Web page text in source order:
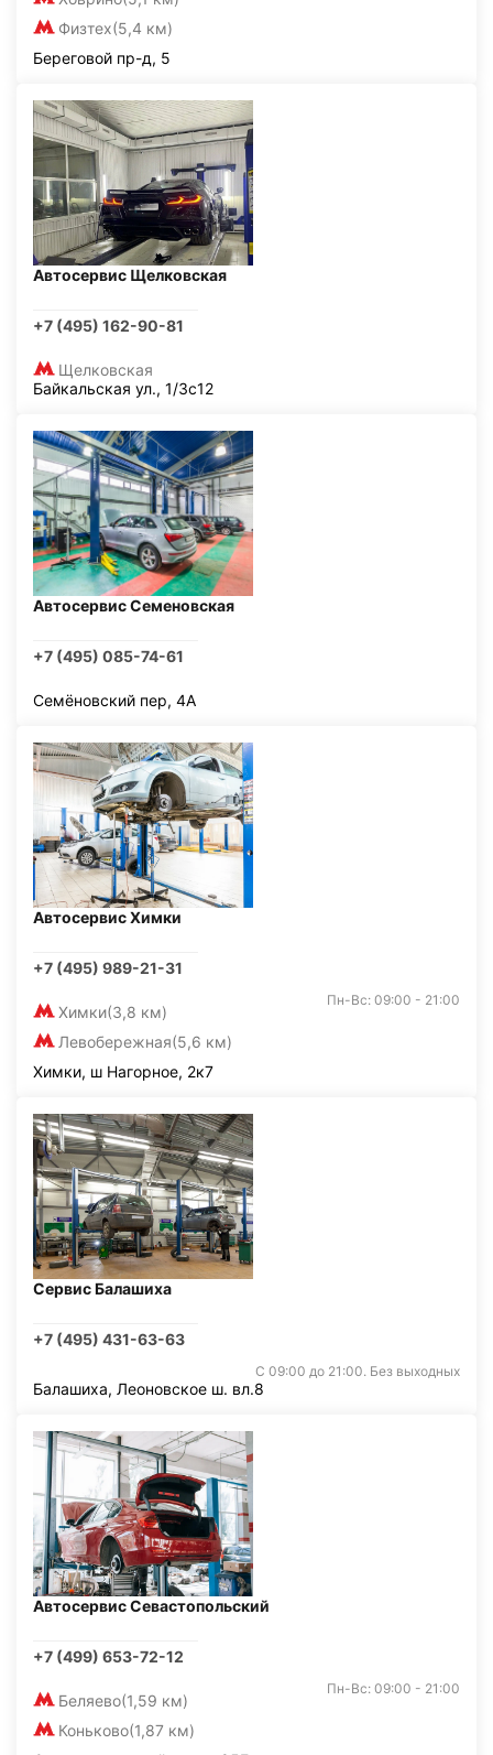
Физтех(5,4 км)
Береговой пр-д, 5
Автосервис Щелковская
+7 (495) 162-90-81
Щелковская
Байкальская ул., 1/3с12
Автосервис Семеновская
+7 (495) 085-74-61
Семёновский пер, 4А
Автосервис Химки
+7 (495) 989-21-31
Химки(3,8 км)
Левобережная(5,6 км)
Пн-Вс: 09:00 - 21:00
Химки, ш Нагорное, 2к7
Сервис Балашиха
+7 (495) 431-63-63
С 09:00 до 21:00. Без выходных
Балашиха, Леоновское ш. вл.8
Автосервис Севастопольский
+7 (499) 653-72-12
Беляево(1,59 км)
Коньково(1,87 км)
Пн-Вс: 09:00 - 21:00